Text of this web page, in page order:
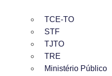
TCE-TO
STF
TJTO
TRE
Ministério Público